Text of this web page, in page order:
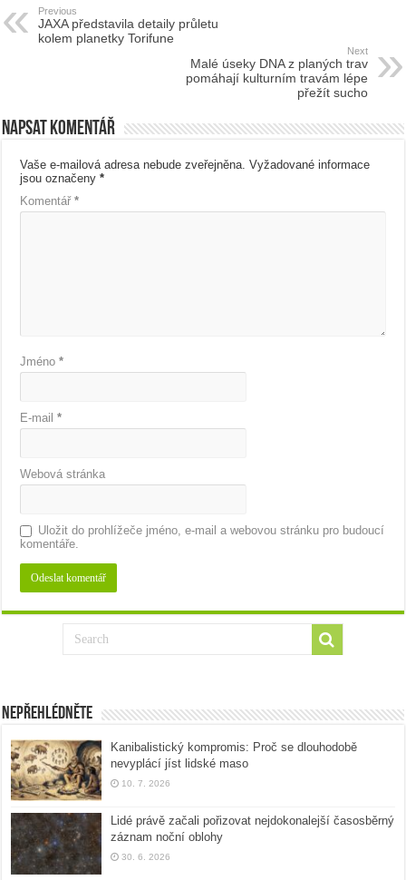
Previous
JAXA představila detaily průletu
kolem planetky Torifune
Next
Malé úseky DNA z planých trav
pomáhají kulturním travám lépe
přežít sucho
Napsat komentář
Vaše e-mailová adresa nebude zveřejněna. Vyžadované informace
jsou označeny*
Komentář*
Jméno*
E-mail*
Webová stránka
Uložit do prohlížeče jméno, e-mail a webovou stránku pro budoucí
komentáře.
Nepřehlédněte
Kanibalistický kompromis: Proč se dlouhodobě
nevyplácí jíst lidské maso
10. 7. 2026
Lidé právě začali pořizovat nejdokonalejší časosběrný
záznam noční oblohy
30. 6. 2026